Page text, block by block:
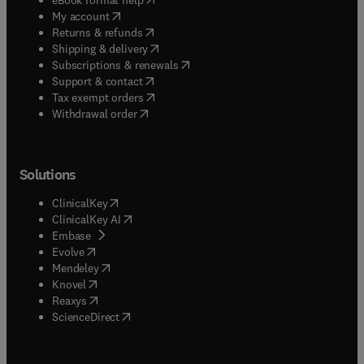
My account( opens in new tab/window
Returns & refunds( opens in new tab/window
Shipping & delivery(opens in new tab/window
Subscriptions & renewals( opens in new tab/window
Support & contact( opens in new tab/window
Tax exempt orders( opens in new tab/window
Withdrawal order
Solutions
ClinicalKey(opens in new tab/window
ClinicalKey AI opens in new tab/window
Embase( opens in new tab/window
Evolve(opens in new tab/window
Mendeley( opens in new tab/window
Knovel (opens in new tab/window
Reaxys (opens in new tab/window
ScienceDirect(opens in new tab/window